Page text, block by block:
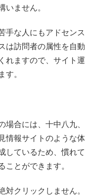
いません。
手な人にもアドセンス
は訪問者の属性を自動
れますので、サイト運
す。
場合には、十中八九、
情報サイトのような体
しているため、慣れて
ことができます。
対クリックしません。